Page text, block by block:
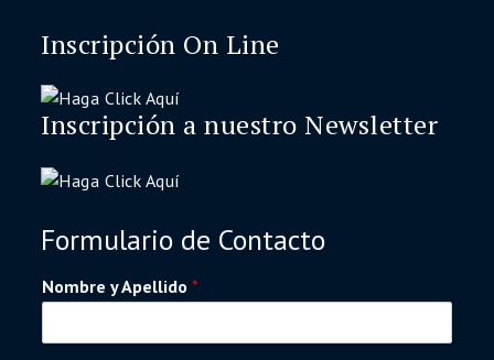
Inscripción On Line
Inscripción a nuestro Newsletter
Formulario de Contacto
Nombre y Apellido*